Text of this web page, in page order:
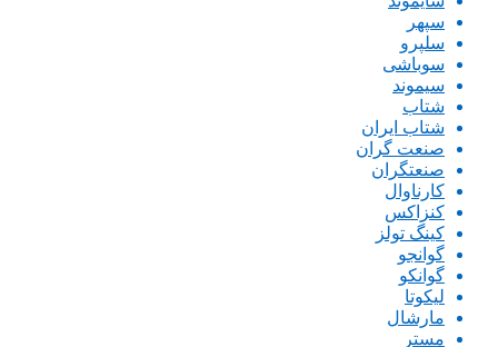
سپهر
سلپرو
سوباشی
سیموند
شتاب
شتاب ایران
صنعت گران
صنعتگران
کارناوال
کنزاکس
کینگ تولز
گوانجو
گوانکو
لیکوتا
مارشال
مستر